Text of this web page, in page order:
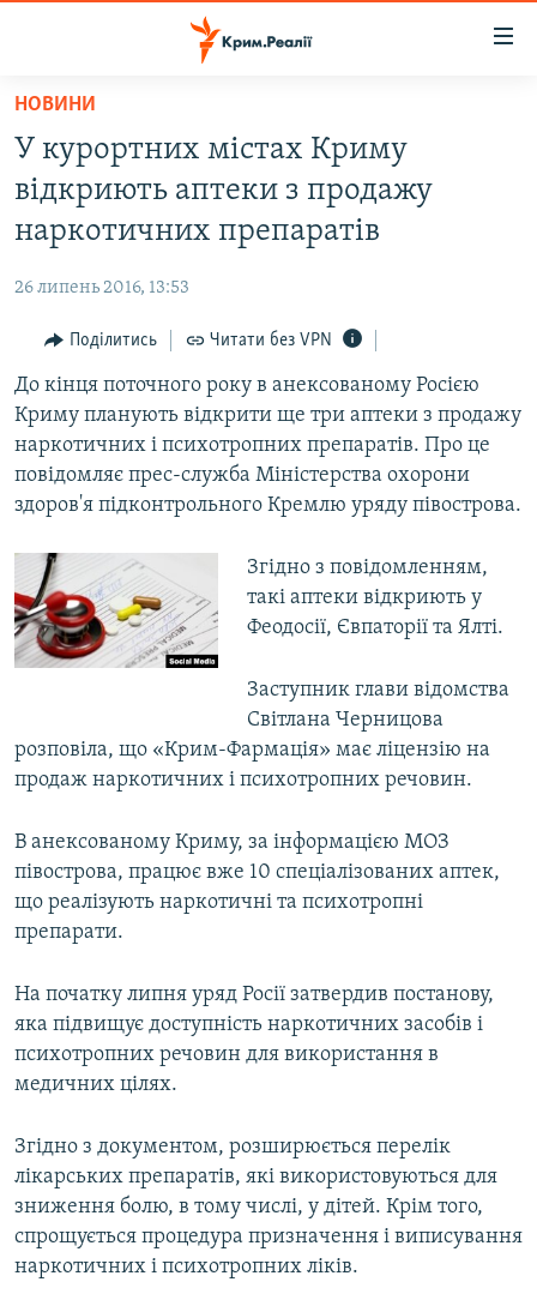
Перейти
основного
матеріалу
Перейти
до
основної
Перейти
пошуку
ВОДА.КРИМ
ВІДЕО ТА ФОТО
БЛОГИ
ПОГЛЯД
ІНТЕРВ'Ю
ВСЕ ЗА ДЕНЬ
СПЕЦПРОЕКТИ
ДЕПОРТАЦІЯ
ВІДЕОУРОКИ «ELIFBE»
СВІДЧЕННЯ ОКУПАЦІЇ
УКРАЇНСЬКА ПРОБЛЕМА КРИМУ
ЯК ОБІЙТИ БЛОКУВАННЯ
Русский
Qırımtatar
НОВИНИ
У курортних містах Криму
відкриють аптеки з продажу
наркотичних препаратів
26 липень 2016, 13:53
Поділитись Читати без VPN
До кінця поточного року в анексованому Росією
Криму планують відкрити ще три аптеки з продажу
наркотичних і психотропних препаратів. Про це
повідомляє прес-служба Міністерства охорони
здоров'я підконтрольного Кремлю уряду півострова.
Згідно з повідомленням,
такі аптеки відкриють у
Феодосії, Євпаторії та Ялті.
Заступник глави відомства
Світлана Черницова
розповіла, що «Крим-Фармація» має ліцензію на
продаж наркотичних і психотропних речовин.
В анексованому Криму, за інформацією МОЗ
півострова, працює вже 10 спеціалізованих аптек,
що реалізують наркотичні та психотропні
препарати.
На початку липня уряд Росії затвердив постанову,
яка підвищує доступність наркотичних засобів і
психотропних речовин для використання в
медичних цілях.
Згідно з документом, розширюється перелік
лікарських препаратів, які використовуються для
зниження болю, в тому числі, у дітей. Крім того,
спрощується процедура призначення і виписування
наркотичних і психотропних ліків.